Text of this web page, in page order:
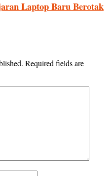
Laptop Baru Berotak
Required fields are